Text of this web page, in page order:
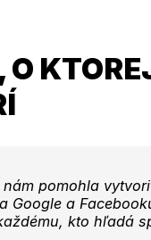
O
pomohla
Google a
kto hľadá